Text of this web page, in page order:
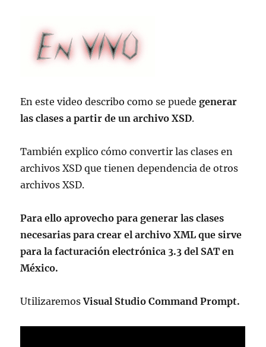
En este video describo como se puedegenerar
las clases a partir de un archivo XSD.
También explico cómo convertir las clases en
archivos XSD que tienen dependencia de otros
archivos XSD.
Para ello aprovecho para generar las clases
necesarias para crear el archivo XML que sirve
para la facturación electrónica 3.3 del SAT en
México.
UtilizaremosVisual Studio Command Prompt.